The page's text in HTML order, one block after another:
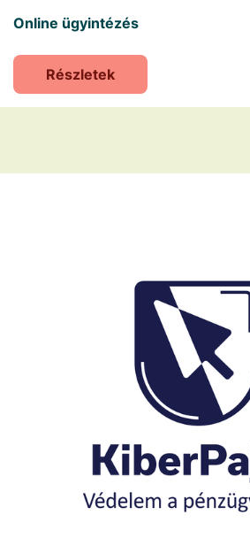
Online ügyintézés
Részletek